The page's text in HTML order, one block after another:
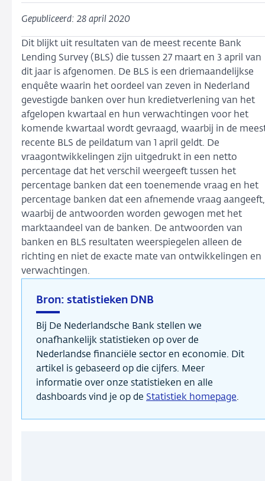
Gepubliceerd: 28 april 2020
Dit blijkt uit resultaten van de meest recente Bank
Lending Survey (BLS) die tussen 27 maart en 3 april van
dit jaar is afgenomen. De BLS is een driemaandelijkse
enquête waarin het oordeel van zeven in Nederland
gevestigde banken over hun kredietverlening van het
afgelopen kwartaal en hun verwachtingen voor het
komende kwartaal wordt gevraagd, waarbij in de
recente BLS de peildatum van 1 april geldt. De
vraagontwikkelingen zijn uitgedrukt in een netto
percentage dat het verschil weergeeft tussen het
percentage banken dat een toenemende vraag en het
percentage banken dat een afnemende vraag aangeeft,
waarbij de antwoorden worden gewogen met het
marktaandeel van de banken. De antwoorden van
banken en BLS resultaten weerspiegelen alleen de
richting en niet de exacte mate van ontwikkelingen en
verwachtingen.
Bron: statistieken DNB
Bij De Nederlandsche Bank stellen we
onafhankelijk statistieken op over de
Nederlandse financiële sector en economie. Dit
artikel is gebaseerd op die cijfers. Meer
informatie over onze statistieken en alle
dashboards vind je op de Statistiek homepage.